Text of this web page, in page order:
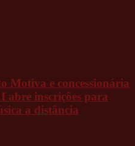
Motiva e concessionária
abre inscrições para
a distância